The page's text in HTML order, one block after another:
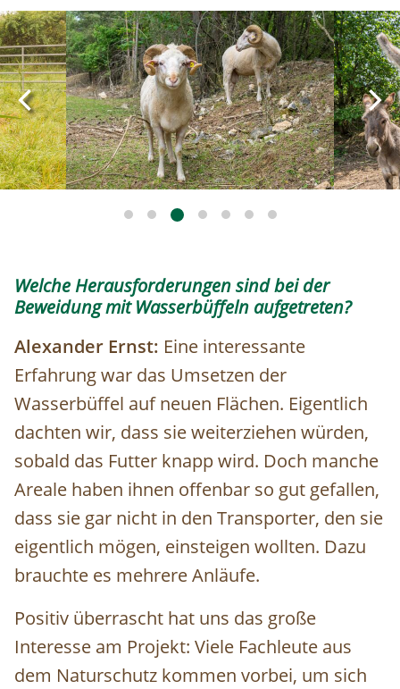
Image Image
Welche Herausforderungen sind bei der
Beweidung mit Wasserbüffeln aufgetreten?
Alexander Ernst: Eine interessante
Erfahrung war das Umsetzen der
Wasserbüffel auf neuen Flächen. Eigentlich
dachten wir, dass sie weiterziehen würden,
sobald das Futter knapp wird. Doch manche
Areale haben ihnen offenbar so gut gefallen,
dass sie gar nicht in den Transporter, den sie
eigentlich mögen, einsteigen wollten. Dazu
brauchte es mehrere Anläufe.
Positiv überrascht hat uns das große
Interesse am Projekt: Viele Fachleute aus
dem Naturschutz kommen vorbei, um sich